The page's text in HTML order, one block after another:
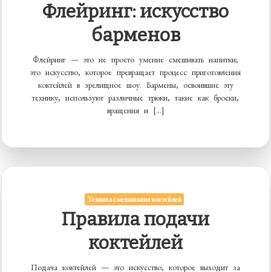
Флейринг: искусство
барменов
Флейринг — это не просто умение смешивать напитки;
это искусство, которое превращает процесс приготовления
коктейлей в зрелищное шоу. Бармены, освоившие эту
технику, используют различные трюки, такие как броски,
вращения и […]
Техника смешивания коктейлей
Правила подачи
коктейлей
Подача коктейлей — это искусство, которое выходит за